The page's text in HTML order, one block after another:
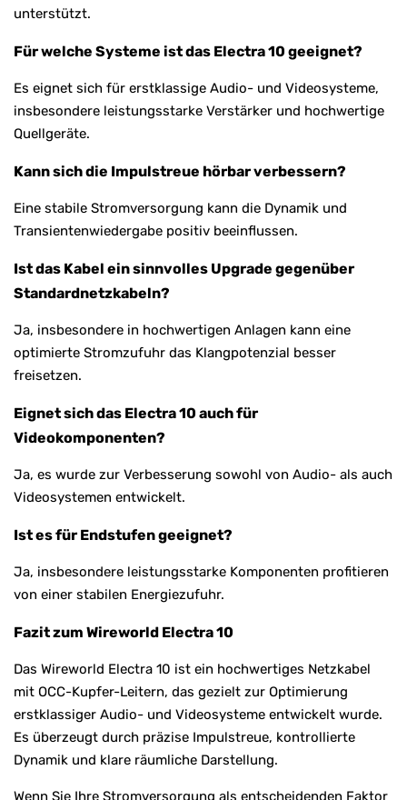
unterstützt.
Für welche Systeme ist das Electra 10 geeignet?
Es eignet sich für erstklassige Audio- und Videosysteme,
insbesondere leistungsstarke Verstärker und hochwertige
Quellgeräte.
Kann sich die Impulstreue hörbar verbessern?
Eine stabile Stromversorgung kann die Dynamik und
Transientenwiedergabe positiv beeinflussen.
Ist das Kabel ein sinnvolles Upgrade gegenüber
Standardnetzkabeln?
Ja, insbesondere in hochwertigen Anlagen kann eine
optimierte Stromzufuhr das Klangpotenzial besser
freisetzen.
Eignet sich das Electra 10 auch für
Videokomponenten?
Ja, es wurde zur Verbesserung sowohl von Audio- als auch
Videosystemen entwickelt.
Ist es für Endstufen geeignet?
Ja, insbesondere leistungsstarke Komponenten profitieren
von einer stabilen Energiezufuhr.
Fazit zum Wireworld Electra 10
Das Wireworld Electra 10 ist ein hochwertiges Netzkabel
mit OCC-Kupfer-Leitern, das gezielt zur Optimierung
erstklassiger Audio- und Videosysteme entwickelt wurde.
Es überzeugt durch präzise Impulstreue, kontrollierte
Dynamik und klare räumliche Darstellung.
Wenn Sie Ihre Stromversorgung als entscheidenden Faktor